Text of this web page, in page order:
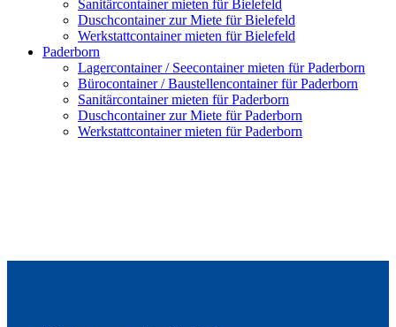
Sanitärcontainer mieten für Bielefeld
Duschcontainer zur Miete für Bielefeld
Werkstattcontainer mieten für Bielefeld
Paderborn
Lagercontainer / Seecontainer mieten für Paderborn
Bürocontainer / Baustellencontainer für Paderborn
Sanitärcontainer mieten für Paderborn
Duschcontainer zur Miete für Paderborn
Werkstattcontainer mieten für Paderborn